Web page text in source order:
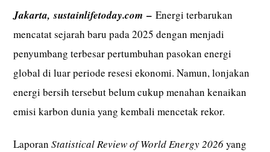
Jakarta,sustainlifetoday.com – Energi terbarukan
mencatat sejarah baru pada 2025 dengan menjadi
penyumbang terbesar pertumbuhan pasokan energi
global di luar periode resesi ekonomi. Namun, lonjakan
energi bersih tersebut belum cukup menahan kenaikan
emisi karbon dunia yang kembali mencetak rekor.
LaporanStatistical Review of World Energy 2026yang